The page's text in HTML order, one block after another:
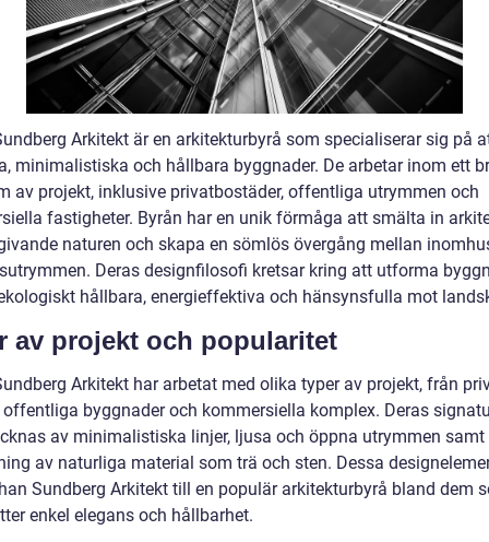
Arkitekt är en arkitekturbyrå som specialiserar sig på
minimalistiska och hållbara byggnader. De arbetar inom ett
av projekt, inklusive privatbostäder, offentliga utrymmen och
fastigheter. Byrån har en unik förmåga att smälta in
naturen och skapa en sömlös övergång mellan
Deras designfilosofi kretsar kring att utforma
hållbara, energieffektiva och hänsynsfulla mot
av projekt och popularitet
Arkitekt har arbetat med olika typer av projekt, från
byggnader och kommersiella komplex. Deras
av minimalistiska linjer, ljusa och öppna utrymmen samt
av naturliga material som trä och sten. Dessa
Sundberg Arkitekt till en populär arkitekturbyrå bland dem
enkel elegans och hållbarhet.